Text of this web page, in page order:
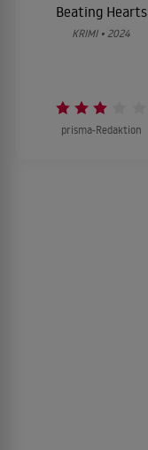
Beating Hearts
KRIMI • 2024
prisma-Redaktion